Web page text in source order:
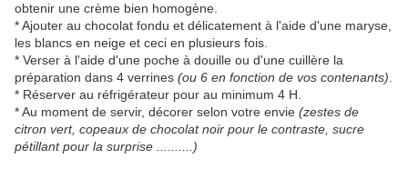
obtenir une crème bien homogène.
* Ajouter au chocolat fondu et délicatement à l'aide d'une maryse,
les blancs en neige et ceci en plusieurs fois.
* Verser à l'aide d'une poche à douille ou d'une cuillère la
préparation dans 4 verrines (ou 6 en fonction de vos contenants)
* Réserver au réfrigérateur pour au minimum 4 H.
* Au moment de servir, décorer selon votre envie (zestes de
citron vert, copeaux de chocolat noir pour le contraste, sucre
pétillant pour la surprise ..........)